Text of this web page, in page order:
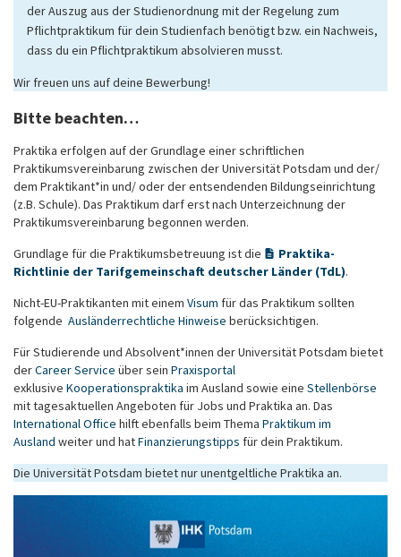
der Auszug aus der Studienordnung mit der Regelung zum
Pflichtpraktikum für dein Studienfach benötigt bzw. ein Nachweis,
dass du ein Pflichtpraktikum absolvieren musst.
Wir freuen uns auf deine Bewerbung!
Bitte beachten…
Praktika erfolgen auf der Grundlage einer schriftlichen
Praktikumsvereinbarung zwischen der Universität Potsdam und der/
dem Praktikant*in und/ oder der entsendenden Bildungseinrichtung
(z.B. Schule). Das Praktikum darf erst nach Unterzeichnung der
Praktikumsvereinbarung begonnen werden.
Grundlage für die Praktikumsbetreuung ist die
Praktika-
Richtlinie der Tarifgemeinschaft deutscher Länder (TdL).
Nicht-EU-Praktikanten mit einem Visum für das Praktikum sollten
folgende Ausländerrechtliche Hinweise berücksichtigen.
Für Studierende und Absolvent*innen der Universität Potsdam bietet
derCareer Service über sein Praxisportal
exklusive Kooperationspraktika im Ausland sowie eine Stellenbörse
mit tagesaktuellen Angeboten für Jobs und Praktika an. Das
International Office hilft ebenfalls beim Thema Praktikum im
Ausland weiter und hatFinanzierungstipps für dein Praktikum.
Die Universität Potsdam bietet nur unentgeltliche Praktika an.